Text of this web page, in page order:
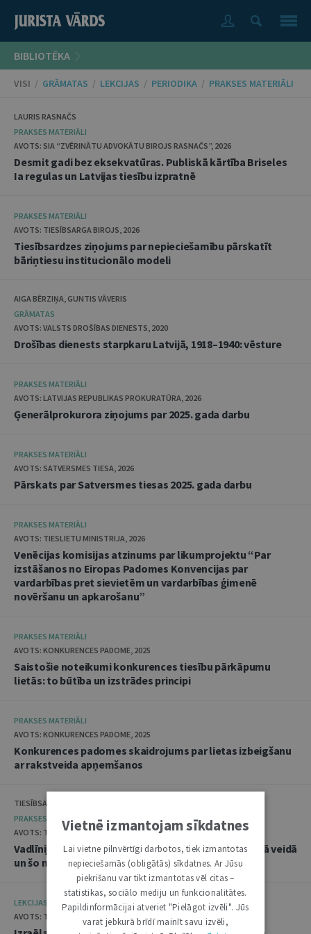
BIBLIOTĒKA
VISI / GRĀMATAS / LEKCIJAS / PERIODIKA / PRAKSES MATERIĀLI
LAURIS RASNAČS
PRAKSES MATERIĀLI
AVOTS: SIA “ZVĒRINĀTU ADVOKĀTU BIROJS RASNAČS”, 2026
Desmit gadi bez eksekvatūras. Publiskā kārtība Briseles
Ia regulas un Latvijas tiesību izpratnē
PRAKSES MATERIĀLI
AVOTS: TIESĪBSARGA BIROJS, 2026
Tiesībsardzes ziņojums par nepieciešamību pārskatīt
bāriņtiesu institucionālo modeli
AIGA BĒRZIŅA, GUNTIS VĀVERIS
GRĀMATAS
AVOTS: VALSTS DROŠĪBAS DIENESTS, 2020
Drošības dienests starpkaru Latvijā, 1918–1940: vēsture
PRAKSES MATERIĀLI
AVOTS: LATVIJAS REPUBLIKAS PROKURATŪRA, 2026
Ģenerālprokurora ziņojums par 2025. gada darbu
PRAKSES MATERIĀLI
AVOTS: SATVERSMES TIESA, 2026
Pārskats par Satversmes tiesas 2025. gada darbu
PRAKSES MATERIĀLI
AVOTS: TIESLIETU MINISTRIJA, 2026
Venēcijas komisijas atzinums par likumprojektu “Par
izstāšanos no Eiropas Padomes Konvencijas par
vardarbības pret sievietēm un vardarbības ģimenē
novēršanu un apkarošanu”
PRAKSES MATERIĀLI
AVOTS: KONKURENCES PADOME, 2025
Saistošie noteikumi konkurences tiesību pārkāpumu
lietās: to būtība un izstrādes principi
PRAKSES MATERIĀLI
AVOTS: KONKURENCES PADOME, 2025
Konkurences padomes skaidrojums par lietas izbeigšanu
ar rakstveida apņemšanos
TIESĪBSARGA BIROJS, DATU VALSTS INSPEKCIJA
PRAKSES MATERIĀLI
AVOTS: TIESĪBSARGA BIROJS, 2025
Vadlīnijas "Amatpersonu datu apstrāde audiovizuālā veidā
un šo materiālu publicēšana"
LEKCIJAS
AVOTS: TIESLIETU AKADĒMIJA, 2025
Vietnē izmantojam sīkdatnes
Lai vietne pilnvērtīgi darbotos, tiek izmantotas
nepieciešamās (obligātās) sīkdatnes. Ar Jūsu
piekrišanu var tikt izmantotas vēl citas –
statistikas, sociālo mediju un funkcionalitātes.
Papildinformācijai atveriet "Pielāgot izvēli". Jūs
varat jebkurā brīdī mainīt savu izvēli,